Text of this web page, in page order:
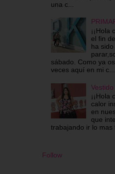
una c...
¡¡Hola
el fin
ha
sábado. Como ya
veces aquí en mi c...
¡¡Hola
calor
en
que
trabajando ir lo mas
Follow